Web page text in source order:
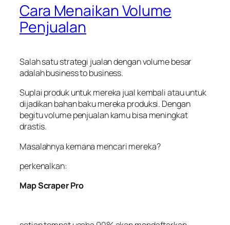
Cara Menaikan Volume
Penjualan
Salah satu strategi jualan dengan volume besar
adalah business to business.
Suplai produk untuk mereka juaI kembali atau untuk
dijadikan bahan baku mereka produksi. Dengan
begitu volume penjualan kamu bisa meningkat
drastis.
Masalahnya kemana mencari mereka?
perkenalkan:
Map Scraper Pro